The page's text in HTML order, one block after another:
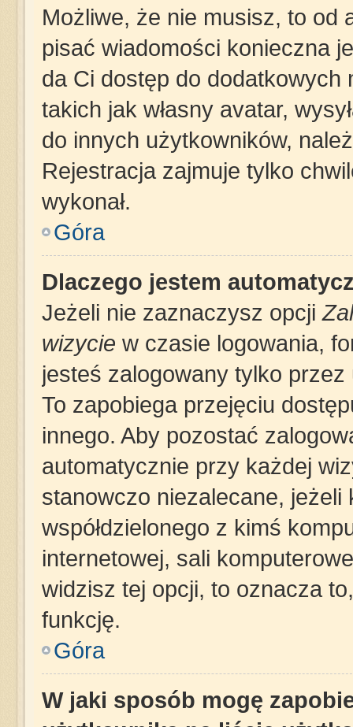
Możliwe, że nie musisz, to od
pisać wiadomości konieczna
da Ci dostęp do
takich jak własny avatar,
do innych użytkowników,
Rejestracja zajmuje tylko
wykonał.
Góra
Dlaczego jestem
Jeżeli nie zaznaczysz opcji
wizycie w czasie logowania,
jesteś zalogowany tylko
To zapobiega przejęciu
innego. Aby pozostać
automatycznie przy każdej
stanowczo niezalecane,
współdzielonego z kimś
internetowej, sali
widzisz tej opcji, to oznacza
funkcję.
Góra
W jaki sposób mogę